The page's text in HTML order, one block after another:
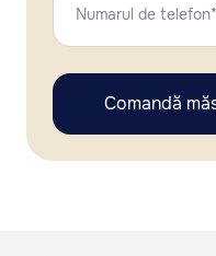
Numarul de telefon*
Comandă